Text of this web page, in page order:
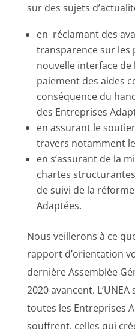
sur des sujets
en réclamant des
transparence sur les
nouvelle interface de
paiement des aides
conséquence du
des Entreprises
en assurant le
travers notamment le
en s’assurant de la
chartes
de suivi de la
Adaptées.
Nous veillerons à ce
rapport d’orientation
dernière Assemblée
2020 avancent.
toutes les Entreprises
souffrent, celles qui